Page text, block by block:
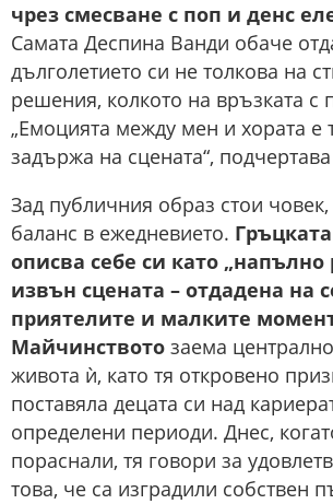
чрез смесване с поп и денс
Самата Деспина Ванди обаче
дълголетието си не толкова на
решения, колкото на връзката с
„Емоцията между мен и хората е
задържа на сцената“, подчертава
Зад публичния образ стои
баланс в ежедневието.
описва себе си като „напълно
извън сцената – отдаденa на
приятелите и малките
Майчинството заема
живота ѝ, като тя откровено
поставяла децата си над
определени периоди. Днес,
пораснали, тя говори за
това, че са изградили собствен